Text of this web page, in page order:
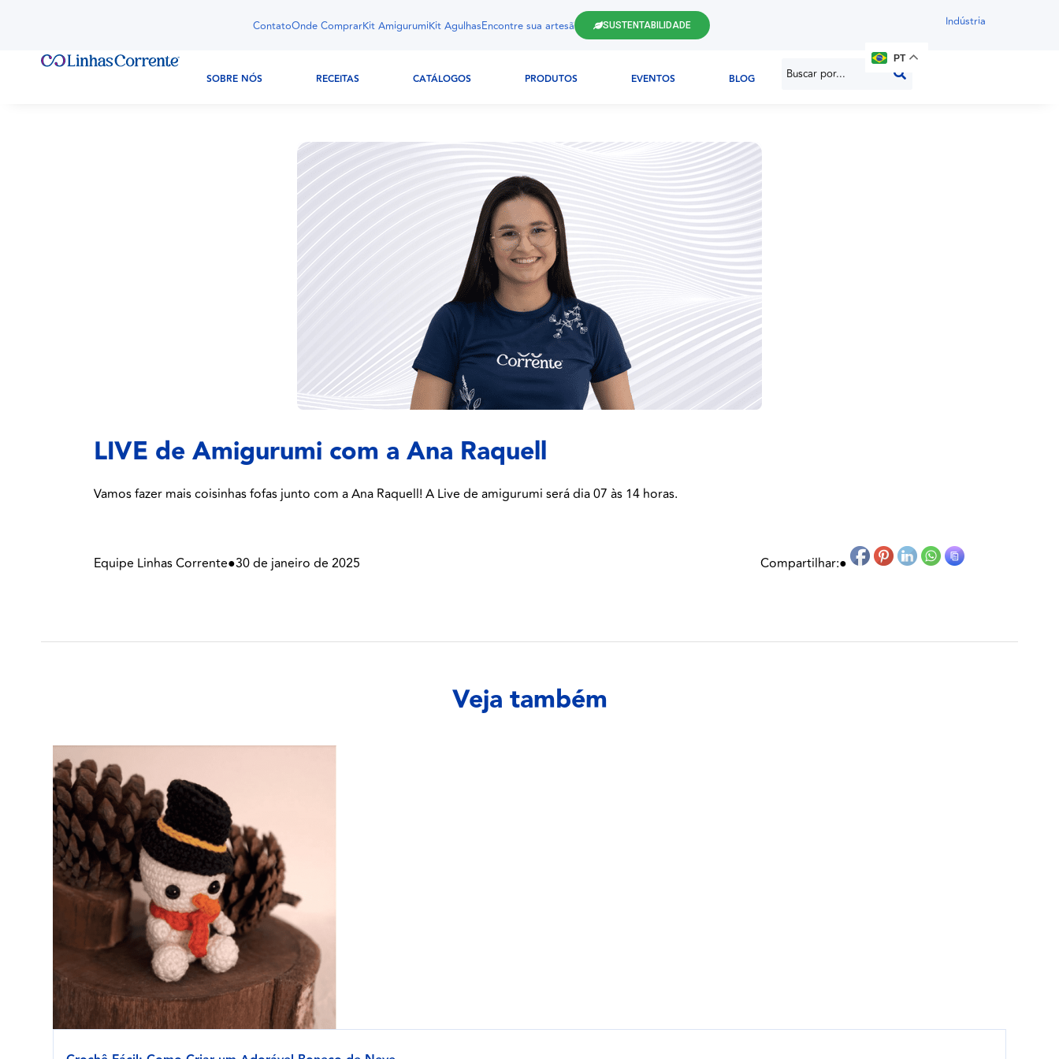
ContatoOnde ComprarKit AmigurumiKit AgulhasEncontre sua artesã SUSTENTABILIDADE Indústria
SOBRE NÓS RECEITAS CATÁLOGOS PRODUTOS EVENTOS BLOG
PT
LIVE de Amigurumi com a Ana Raquell
Vamos fazer mais coisinhas fofas junto com a Ana Raquell! A Live de amigurumi será dia 07 às 14 horas.
Equipe Linhas Corrente●30 de janeiro de 2025 Compartilhar:●
Veja também